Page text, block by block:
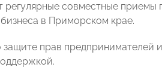
совместные приемы
в Приморском крае.
прав предпринимателей